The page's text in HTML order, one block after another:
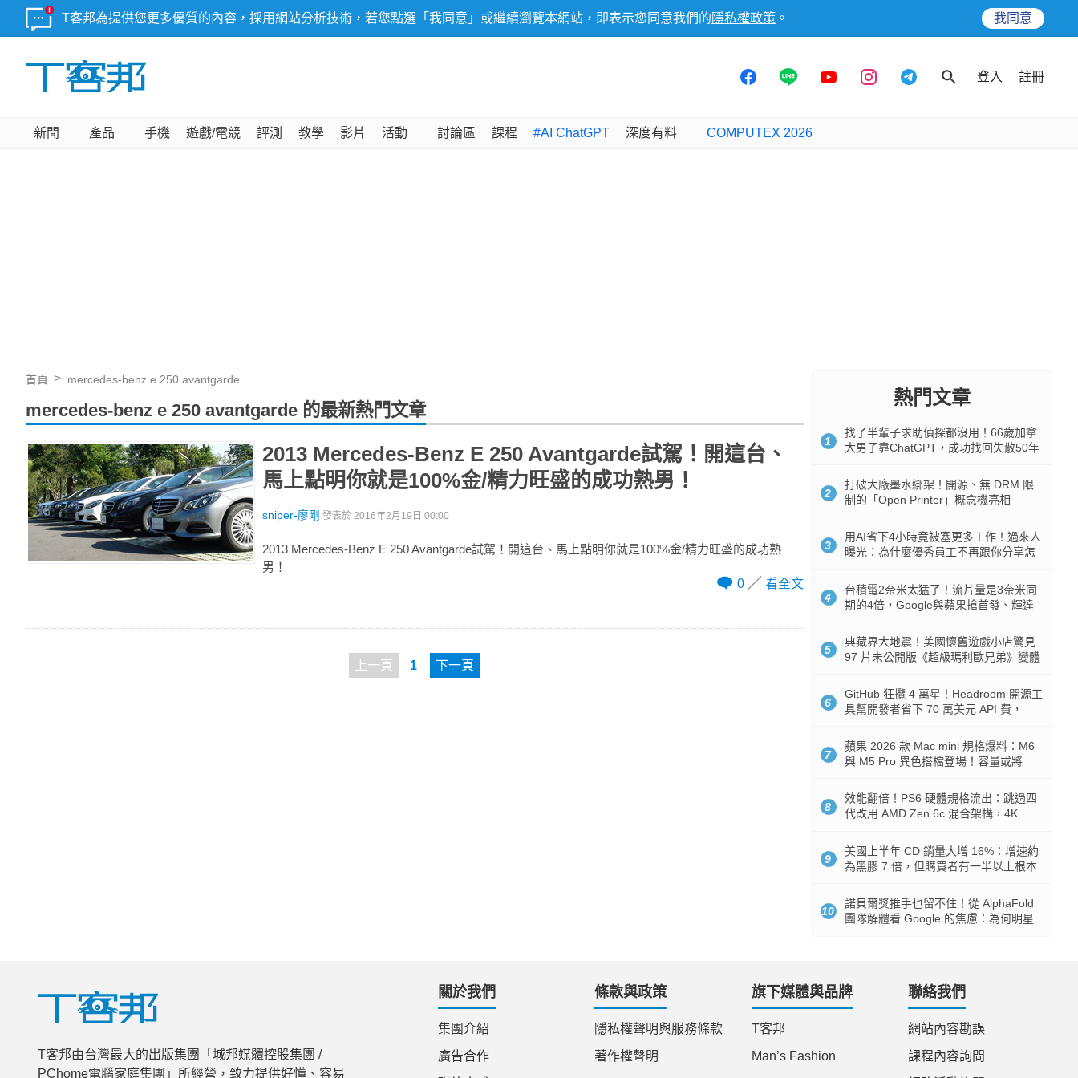
T客邦為提供您更多優質的內容，採用網站分析技術，若您點選「我同意」或繼續瀏覽本網站，即表示您同意我們的 隱私權政策 。 我同意
登入 註冊
新聞 產品 手機 遊戲/電競 評測 教學 影片 活動 討論區 課程 #AI ChatGPT 深度有料 COMPUTEX 2026
首頁 mercedes-benz e 250 avantgarde
mercedes-benz e 250 avantgarde 的最新熱門文章
2013 Mercedes-Benz E 250 Avantgarde試駕！開這台、
馬上點明你就是100%金/精力旺盛的成功熟男！
sniper-廖剛 發表於 2016年2月19日 00:00
2013 Mercedes-Benz E 250 Avantgarde試駕！開這台、馬上點明你就是100%金/精力旺盛的成功熟
男！
0
看全文
上一頁 1 下一頁
熱門文章
1
找了半輩子求助偵探都沒用！66歲加拿
大男子靠ChatGPT，成功找回失散50年
2
打破大廠墨水綁架！開源、無 DRM 限
制的「Open Printer」概念機亮相
3
用AI省下4小時竟被塞更多工作！過來人
曝光：為什麼優秀員工不再跟你分享怎
4
台積電2奈米太猛了！流片量是3奈米同
期的4倍，Google與蘋果搶首發、輝達
5
典藏界大地震！美國懷舊遊戲小店驚見
97 片未公開版《超級瑪利歐兄弟》變體
6
GitHub 狂攬 4 萬星！Headroom 開源工
具幫開發者省下 70 萬美元 API 費，
7
蘋果 2026 款 Mac mini 規格爆料：M6
與 M5 Pro 異色搭檔登場！容量或將
8
效能翻倍！PS6 硬體規格流出：跳過四
代改用 AMD Zen 6c 混合架構，4K
9
美國上半年 CD 銷量大增 16%：增速約
為黑膠 7 倍，但購買者有一半以上根本
10
諾貝爾獎推手也留不住！從 AlphaFold
團隊解體看 Google 的焦慮：為何明星
T客邦由台灣最大的出版集團「城邦媒體控股集團 /
PChome電腦家庭集團」所經營，致力提供好懂、容易
關於我們
集團介紹
廣告合作
條款與政策
隱私權聲明與服務條款
著作權聲明
旗下媒體與品牌
T客邦
Man’s Fashion
聯絡我們
網站內容勘誤
課程內容詢問